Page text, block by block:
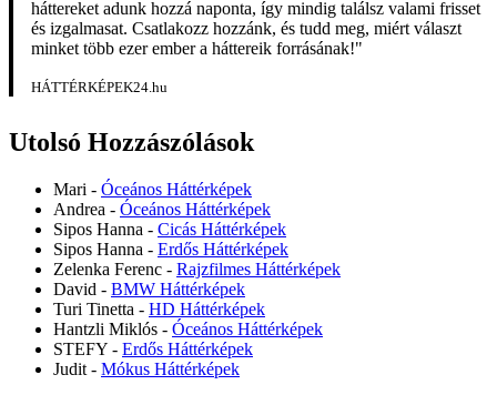
háttereket adunk hozzá naponta, így mindig találsz valami frisset
és izgalmasat. Csatlakozz hozzánk, és tudd meg, miért választ
minket több ezer ember a háttereik forrásának!"
HÁTTÉRKÉPEK24.hu
Utolsó Hozzászólások
Mari - Óceános Háttérképek
Andrea - Óceános Háttérképek
Sipos Hanna - Cicás Háttérképek
Sipos Hanna - Erdős Háttérképek
Zelenka Ferenc - Rajzfilmes Háttérképek
David - BMW Háttérképek
Turi Tinetta - HD Háttérképek
Hantzli Miklós - Óceános Háttérképek
STEFY - Erdős Háttérképek
Judit - Mókus Háttérképek